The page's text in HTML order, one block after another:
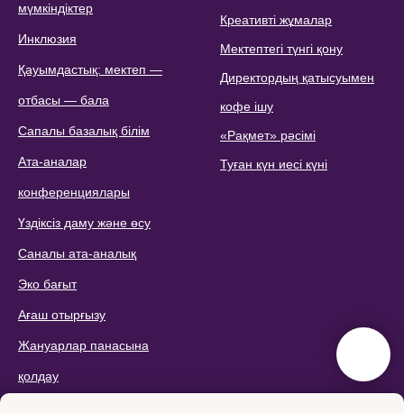
мүмкіндіктер
Инклюзия
Қауымдастық: мектеп —
отбасы — бала
Сапалы базалық білім
Ата-аналар
конференциялары
Үздіксіз даму және өсу
Саналы ата-аналық
Эко бағыт
Ағаш отырғызу
Жануарлар панасына
қолдау
Креативті жұмалар
Мектептегі түнгі қону
Директордың қатысуымен
кофе ішу
«Рақмет» рәсімі
Туған күн иесі күні